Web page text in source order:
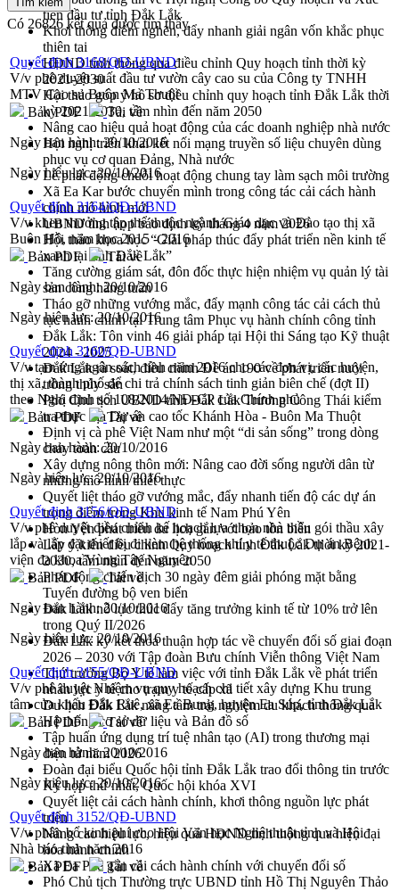
tiến đầu tư tỉnh Đắk Lắk
Khơi thông điểm nghẽn, đẩy nhanh giải ngân vốn khắc phục
thiên tai
HĐND tỉnh thông qua điều chỉnh Quy hoạch tỉnh thời kỳ
2021-2030
Hội thảo góp ý hồ sơ điều chỉnh quy hoạch tỉnh Đắk Lắk thời
kỳ 2021-2030, tầm nhìn đến năm 2050
Nâng cao hiệu quả hoạt động của các doanh nghiệp nhà nước
Hội nghị triển khai kết nối mạng truyền số liệu chuyên dùng
phục vụ cơ quan Đảng, Nhà nước
Lễ phát động chuỗi hoạt động chung tay làm sạch môi trường
Xã Ea Kar bước chuyển mình trong công tác cải cách hành
chính mô hình mới
UBND tỉnh họp báo định kỳ tháng 4 năm 2026
Hội thảo khoa học “Giải pháp thúc đẩy phát triển nền kinh tế
xanh tại tỉnh Đắk Lắk”
Tăng cường giám sát, đôn đốc thực hiện nhiệm vụ quản lý tài
sản công hàng tuần
Tháo gỡ những vướng mắc, đẩy mạnh công tác cải cách thủ
tục hành chính tại Trung tâm Phục vụ hành chính công tỉnh
Đắk Lắk: Tôn vinh 46 giải pháp tại Hội thi Sáng tạo Kỹ thuật
2024 - 2025
Đắk Lắk rà soát, điều chỉnh Đề án 190 về phát triển nuôi
trồng thủy sản
Phó Chủ tịch UBND tỉnh Đắk Lắk Trương Công Thái kiểm
tra thực địa Dự án cao tốc Khánh Hòa - Buôn Ma Thuột
Định vị cà phê Việt Nam như một “di sản sống” trong dòng
chảy toàn cầu
Xây dựng nông thôn mới: Nâng cao đời sống người dân từ
những mô hình thiết thực
Quyết liệt tháo gỡ vướng mắc, đẩy nhanh tiến độ các dự án
trọng điểm trong Khu kinh tế Nam Phú Yên
Hòn Yến phát triển du lịch gắn với bảo tồn biển
Lấy ý kiến điều chỉnh Quy hoạch tỉnh Đắk Lắk thời kỳ 2021-
2030, tầm nhìn đến năm 2050
Phát động chiến dịch 30 ngày đêm giải phóng mặt bằng
Tuyến đường bộ ven biển
Đắk Lắk nỗ lực thúc đẩy tăng trưởng kinh tế từ 10% trở lên
trong Quý II/2026
Đắk Lắk ký kết thỏa thuận hợp tác về chuyển đổi số giai đoạn
2026 – 2030 với Tập đoàn Bưu chính Viễn thông Việt Nam
Thứ trưởng Bộ Y tế làm việc với tỉnh Đắk Lắk về phát triển
nhân lực y tế cho trạm y tế cấp xã
Du lịch Đắk Lắk nâng tầm trải nghiệm du khách thông qua
Hệ thống cơ sở dữ liệu và Bản đồ số
Tập huấn ứng dụng trí tuệ nhân tạo (AI) trong thương mại
điện tử năm 2026
Đoàn đại biểu Quốc hội tỉnh Đắk Lắk trao đổi thông tin trước
Kỳ họp thứ nhất, Quốc hội khóa XVI
Quyết liệt cải cách hành chính, khơi thông nguồn lực phát
triển
Nâng cao hiệu lực, hiệu quả HĐND tỉnh thông qua hiện đại
hóa hành chính
Xã Ea Phê gắn cải cách hành chính với chuyển đổi số
Phó Chủ tịch Thường trực UBND tỉnh Hồ Thị Nguyên Thảo
Có 26826kết quả được tìm thấy
Quyết định 3168/QĐ-UBND
V/v phê duyệt suất đầu tư vườn cây cao su của Công ty TNHH
MTV Cao su Buôn Ma Thuột
Bản PDF
Tải về
Ngày ban hành:20/10/2016
Ngày hiệu lực:20/10/2016
Quyết định 3164/QĐ-UBND
V/v khen thưởng tập thể thuộc ngành Giáo dục và Đào tạo thị xã
Buôn Hồ, năm học 2015 - 2016
Bản PDF
Tải về
Ngày ban hành:20/10/2016
Ngày hiệu lực:20/10/2016
Quyết định 3160/QĐ-UBND
V/v tạm ứng ngân sách tỉnh năm 2016 cho các đơn vị, các huyện,
thị xã, thành phố để chi trả chính sách tinh giản biên chế (đợt II)
theo Nghị định số 108/2014/NĐ-CP của Chính phủ
Bản PDF
Tải về
Ngày ban hành:20/10/2016
Ngày hiệu lực:20/10/2016
Quyết định 3156/QĐ-UBND
V/v phê duyệt điều chỉnh kế hoạch lựa chọn nhà thầu gói thầu xây
lắp và lắp đặt thiết bị đi kèm hệ thống khí y tế thuộc Dự án Bệnh
viện đa khoa Vùng Tây Nguyên
Bản PDF
Tải về
Ngày ban hành:20/10/2016
Ngày hiệu lực: 20/10/2016
Quyết định 3155/QĐ-UBND
V/v phê duyệt Nhiệm vụ quy hoạch chi tiết xây dựng Khu trung
tâm cửa khẩu Đắk Ruê, xã Ea Bung, huyện Ea Súp, tỉnh Đắk Lắk
Bản PDF
Tải về
Ngày ban hành:20/10/2016
Ngày hiệu lực:20/10/2016
Quyết định 3152/QĐ-UBND
V/v phân bổ kinh phí cho Hội Văn học Nghệ thuật tỉnh và Hội
Nhà báo tỉnh năm 2016
Bản PDF
Tải về